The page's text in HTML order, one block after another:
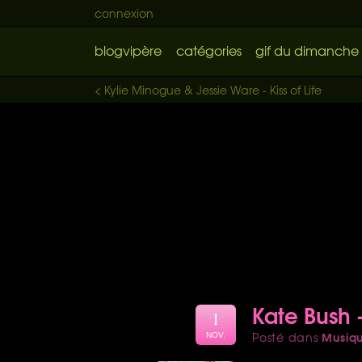
connexion
blogvipère catégories gif du dimanche
< Kylie Minogue & Jessie Ware - Kiss of Life
Kate
Posté dans
1
NOV.